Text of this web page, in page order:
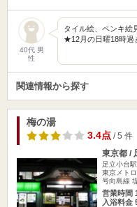
40代 男
性
タイル絵、ペンキ絵
★12月の日曜18時過
関連情報から探す
梅の湯
3.4点/ 5 件
東京都 /
足立小台
東京メト
号向島線
営業時間
入浴料金